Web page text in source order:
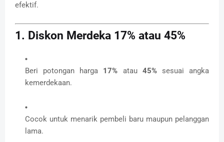
efektif.
1. Diskon Merdeka 17% atau 45%
Beri potongan harga 17% atau 45%sesuai angka
kemerdekaan.
Cocok untuk menarik pembeli baru maupun pelanggan
lama.